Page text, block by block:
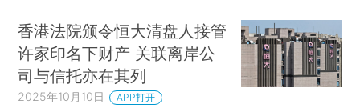
香港法院颁令恒大清盘人接管
许家印名下财产 关联离岸公
司与信托亦在其列
2025年10月10日 APP打开